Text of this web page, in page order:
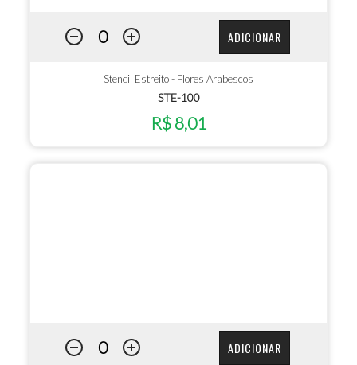
ADICIONAR
Stencil Estreito - Flores Arabescos
STE-100
R$ 8,01
ADICIONAR